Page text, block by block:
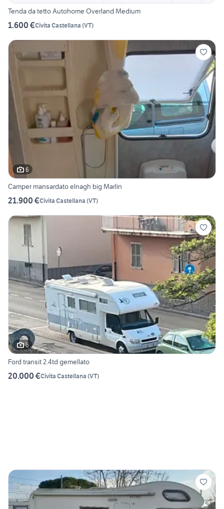
Tenda da tetto Autohome Overland Medium
1.600 €Civita Castellana (VT)
6
Camper mansardato elnagh big Marlin
21.900 €Civita Castellana (VT)
6
Ford transit 2.4td gemellato
20.000 €Civita Castellana (VT)